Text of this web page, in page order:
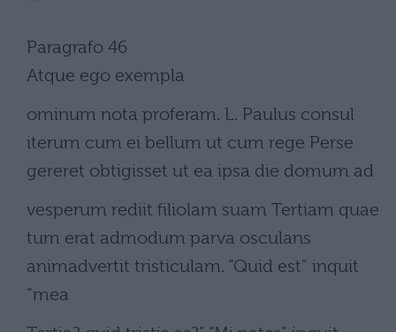
Paragrafo 46
Atque ego exempla
ominum nota proferam. L. Paulus consul
iterum cum ei bellum ut cum rege Perse
gereret obtigisset ut ea ipsa die domum ad
vesperum rediit filiolam suam Tertiam quae
tum erat admodum parva osculans
animadvertit tristiculam. “Quid est” inquit
“mea